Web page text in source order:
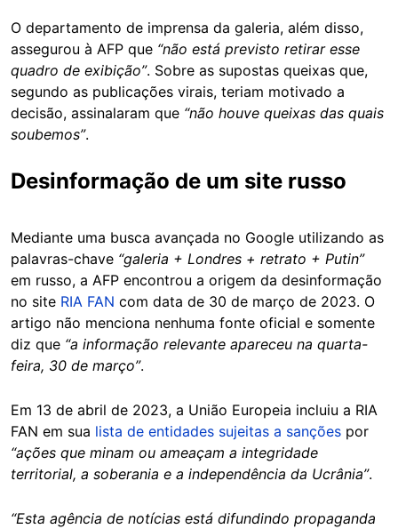
O departamento de imprensa da galeria, além disso,
assegurou à AFP que “não está previsto retirar esse
quadro de exibição”. Sobre as supostas queixas que,
segundo as publicações virais, teriam motivado a
decisão, assinalaram que “não houve queixas das quais
soubemos”.
Desinformação de um site russo
Mediante uma busca avançada no Google utilizando as
palavras-chave “galeria + Londres + retrato + Putin”
em russo, a AFP encontrou a origem da desinformação
no site RIA FAN com data de 30 de março de 2023. O
artigo não menciona nenhuma fonte oficial e somente
diz que “a informação relevante apareceu na quarta-
feira, 30 de março”.
Em 13 de abril de 2023, a União Europeia incluiu a RIA
FAN em sua lista de entidades sujeitas a sanções por
“ações que minam ou ameaçam a integridade
territorial, a soberania e a independência da Ucrânia”.
“Esta agência de notícias está difundindo propaganda